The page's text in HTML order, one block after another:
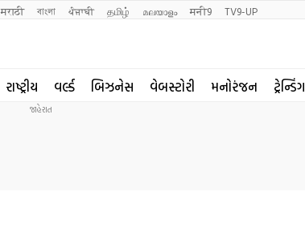
मराठी বাংলা ਪੰਜਾਬੀ தமிழ் മലയാളം मनी9 TV9-UP
રાષ્ટ્રીય વર્લ્ડ બિઝનેસ વેબસ્ટોરી મનોરંજન ટ્રેન્ડિંગ